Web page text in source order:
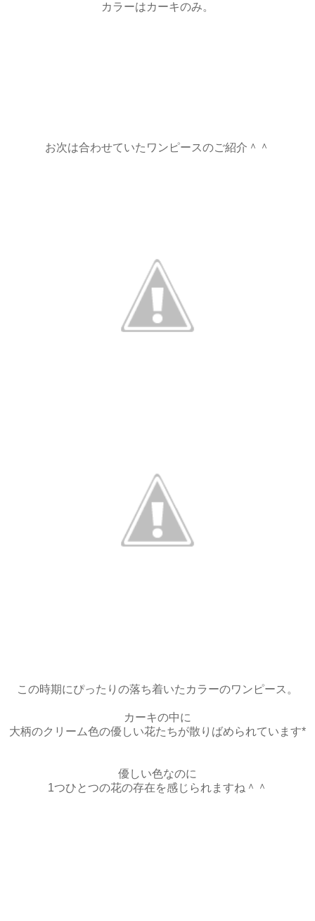
カラーはカーキのみ。
お次は合わせていたワンピースのご紹介＾＾
この時期にぴったりの落ち着いたカラーのワンピース。
カーキの中に
大柄のクリーム色の優しい花たちが散りばめられています*
優しい色なのに
1つひとつの花の存在を感じられますね＾＾